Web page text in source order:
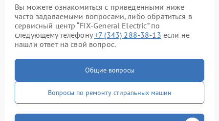
Вы можете ознакомиться с приведенными ниже
часто задаваемыми вопросами, либо обратиться в
сервисный центр “FIX-General Electric” по
следующему телефону+7 (343) 288-38-13 если не
нашли ответ на свой вопрос.
Общие вопросы
Вопросы по ремонту стиральных машин